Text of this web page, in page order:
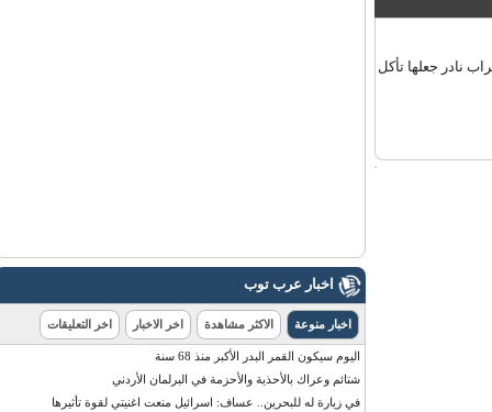
نادر جعلها تأكل
اخبار عرب توب
اخبار منوعة الاكثر مشاهدة اخر الاخبار اخر التعليقات
اليوم سيكون القمر البدر الأكبر منذ 68 سنة
شتائم وعراك بالأحذية والأحزمة في البرلمان الأردني
في زيارة له للبحرين.. عساف: اسرائيل منعت اغنيتي لقوة تأثيرها